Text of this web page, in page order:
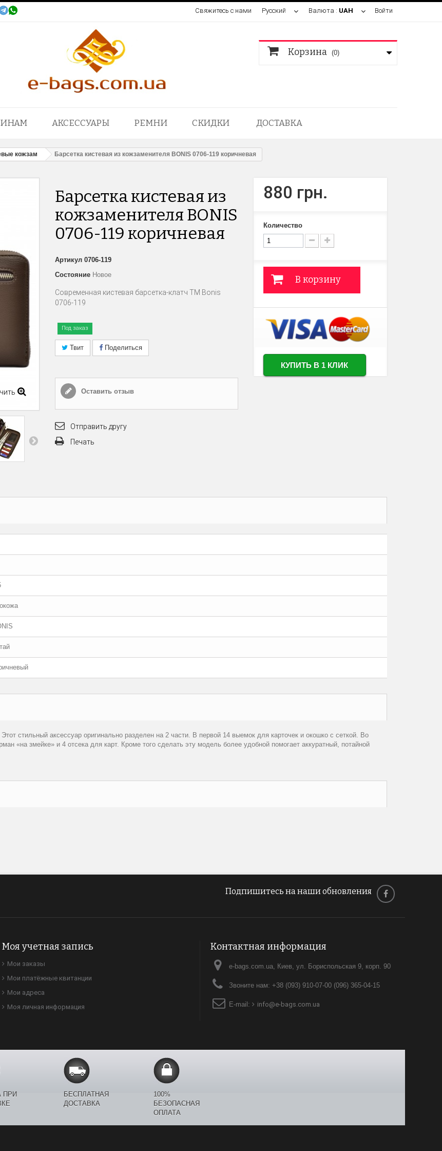
Войти
Валюта : UAH
Русский
Свяжитесь с нами
Корзина (0)
АКСЕССУАРЫ РЕМНИ СКИДКИ ДОСТАВКА
кожзам Барсетка кистевая из кожзаменителя BONIS 0706-119 коричневая
Барсетка кистевая из
кожзаменителя BONIS
0706-119 коричневая
Артикул 0706-119
Состояние Новое
Современная кистевая барсетка-клатч ТМ Bonis
0706-119
Под заказ
Твит Поделиться
Оставить отзыв
Отправить другу
Печать
880 грн.
Количество
В корзину
КУПИТЬ В 1 КЛИК
стильный аксессуар оригинально разделен на 2 части. В первой 14 выемок для карточек и окошко с сеткой. Во
«на змейке» и 4 отсека для карт. Кроме того сделать эту модель более удобной помогает аккуратный, потайной
Подпишитесь на наши обновления
Моя учетная запись
Мои заказы
Мои платёжные квитанции
Мои адреса
Моя личная информация
Контактная информация
e-bags.com.ua, Киев, ул. Бориспольская 9, корп. 90
Звоните нам: +38 (093) 910-07-00 (096) 365-04-15
E-mail: info@e-bags.com.ua
ПРИ
БЕСПЛАТНАЯ
ДОСТАВКА
100%
БЕЗОПАСНАЯ
ОПЛАТА